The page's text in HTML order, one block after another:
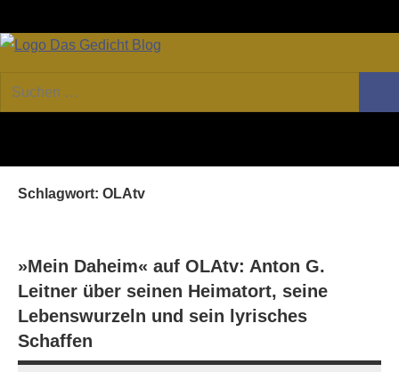
Inhalt
GEDICHT
Forum
von
Kritik
Suchen
nach:
Schlagwort: OLAtv
»Mein Daheim« auf OLAtv: Anton G.
Leitner über seinen Heimatort, seine
Lebenswurzeln und sein lyrisches
Schaffen